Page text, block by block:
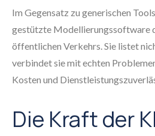
Im Gegensatz zu generischen
gestützte Modellierungssoftware
öffentlichen Verkehrs. Sie listet
verbindet sie mit echten
Kosten und
Die Kraft der